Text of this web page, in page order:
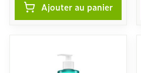
Ajouter au panier